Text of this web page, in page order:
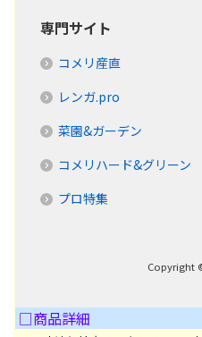
専門サイト
コメリ産直
レンガ.pro
菜園&ガーデン
コメリハード&グリーン
プロ特集
Copyright
□商品詳細